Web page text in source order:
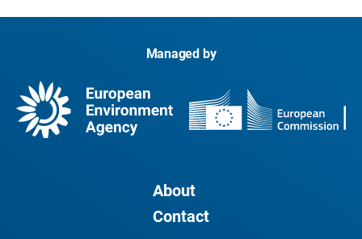
Managed by
About
Contact